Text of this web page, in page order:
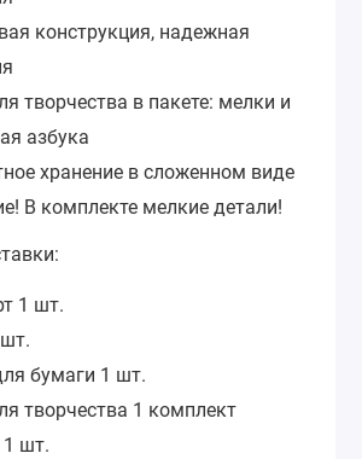
конструкция, надежная
творчества в пакете: мелки и
азбука
хранение в сложенном виде
В комплекте мелкие детали!
1 шт.
бумаги 1 шт.
творчества 1 комплект
1 шт.